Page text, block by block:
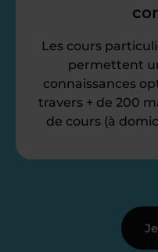
Les cours
permettent
connaissances
travers + de 200
de cours (à